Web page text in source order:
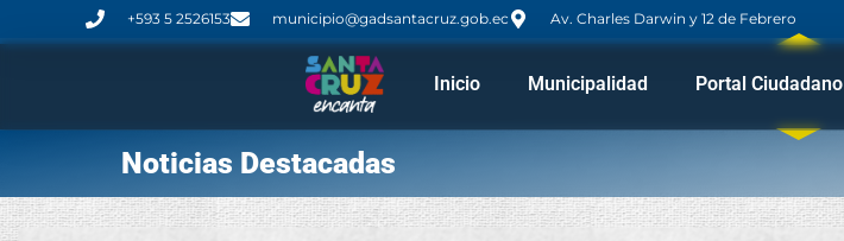
+593 5 2526153 municipio@gadsantacruz.gob.ec Av. Charles Darwin y 12 de Febrero
Inicio Municipalidad Portal Ciudadano
Noticias Destacadas